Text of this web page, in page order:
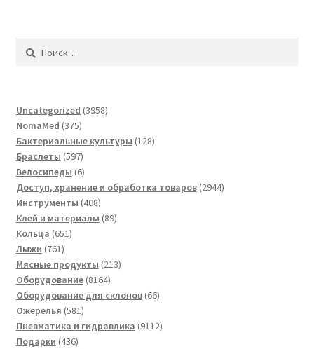
Найти:
Uncategorized 39583958
NomaMed 375375
товаров
Бактериальные культуры 128128
Браслеты 597597
товаров
Велосипеды 66
товаров
Доступ, хранение и обработка товаров 29442944
Инструменты 408408
товаров
Клей и материалы 8989
Кольца 651651
Лыжи 761761
товар
Мясные продукты 213213
Оборудование 81648164
товара
Оборудование для склонов 6666
Ожерелья 581581
товар
Пневматика и гидравлика 91129112
Подарки 436436